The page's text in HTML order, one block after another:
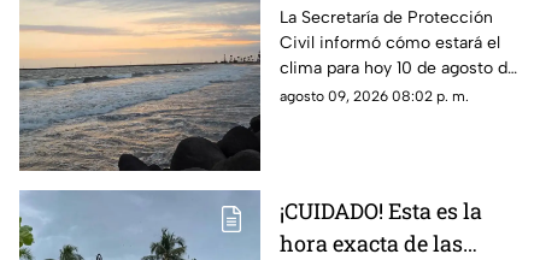
Veracruz hoy 10 de
agosto de 2026
La Secretaría de Protección
Civil informó cómo estará el
clima para hoy 10 de agosto de
2026 en Veracruz, así como el
agosto 09, 2026 08:02 p. m.
¡CUIDADO! Esta es la
hora exacta de las